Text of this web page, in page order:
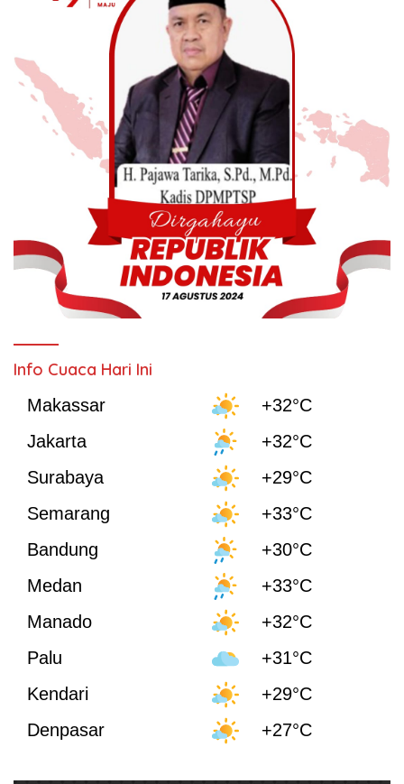
Info Cuaca Hari Ini
Makassar
+32°C
Jakarta
+32°C
Surabaya
+29°C
Semarang
+33°C
Bandung
+30°C
Medan
+33°C
Manado
+32°C
Palu
+31°C
Kendari
+29°C
Denpasar
+27°C